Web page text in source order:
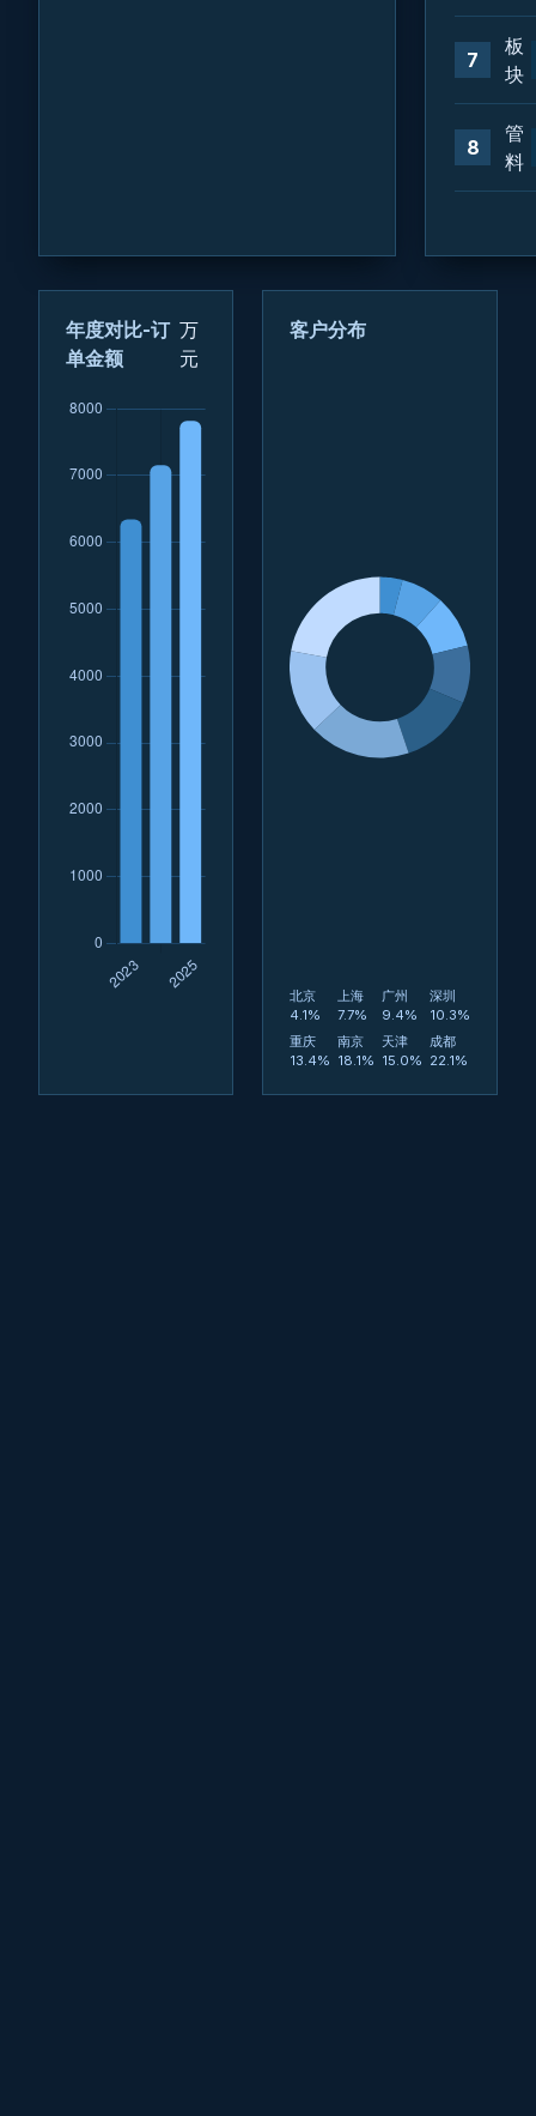
7
板
块
8
管
料
年度对比-订
单金额
万
元
客户分布
北京
4.1%
上海
7.7%
广州
9.4%
深圳
10.3%
重庆
13.4%
南京
18.1%
天津
15.0%
成都
22.1%